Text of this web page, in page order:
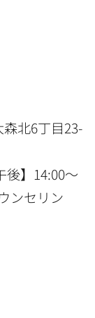
北6丁目23-
】14:00〜
ンセリン